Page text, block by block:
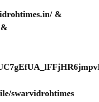
&
&
swarvidrohtimes